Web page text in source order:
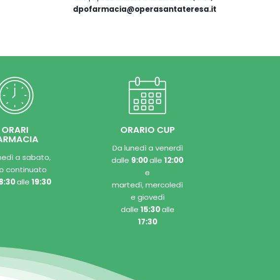
dpofarmacia@operasantateresa.it
ORARI
a sabato,
continuato
alle 19:30
ORARIO CUP
Da lunedì a venerdì
dalle 9:00alle12:00
e
martedì, mercoledì
e giovedì
dalle 15:30alle
17:30